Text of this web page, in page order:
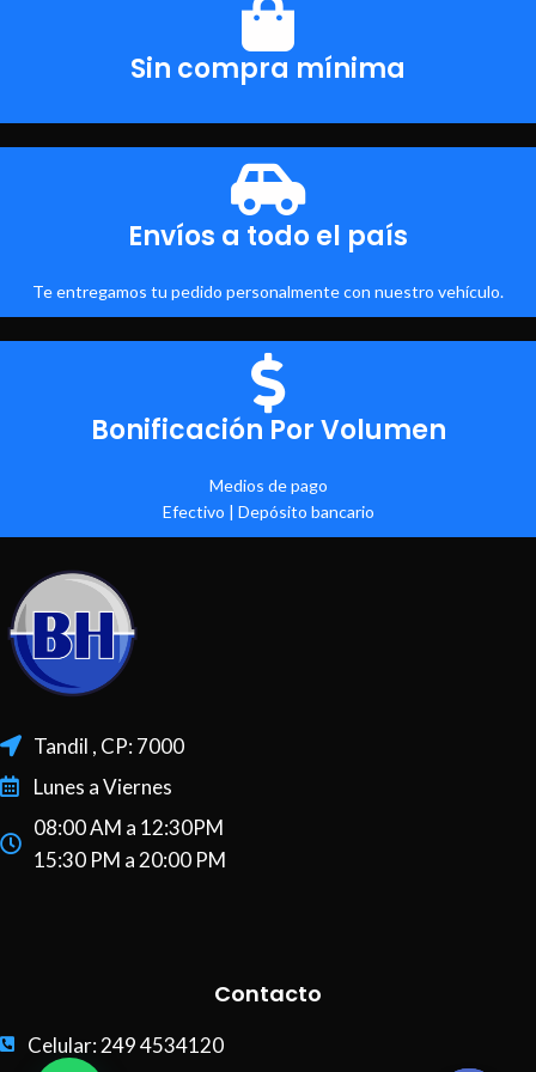
Sin compra mínima
Envíos a todo el país
Te entregamos tu pedido personalmente con nuestro vehículo.
Bonificación Por Volumen
Medios de pago
Efectivo | Depósito bancario
Tandil , CP: 7000
Lunes a Viernes
08:00 AM a 12:30PM
15:30 PM a 20:00 PM
Contacto
Celular: 249 4534120